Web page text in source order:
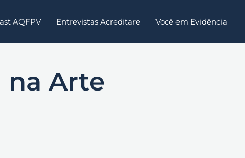
AQFPV Entrevistas Acreditare Você em Evidência
na Arte